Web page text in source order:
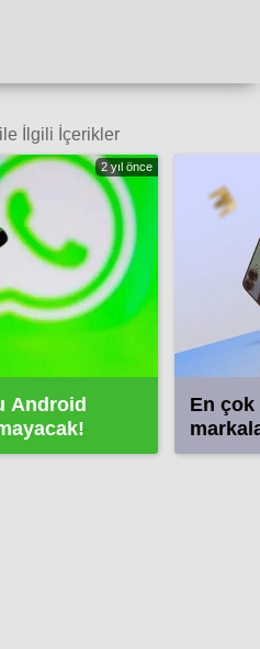
ile İlgili İçerikler
2 yıl önce
Android
En